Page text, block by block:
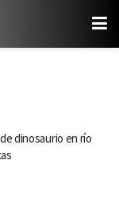
dinosaurio en río